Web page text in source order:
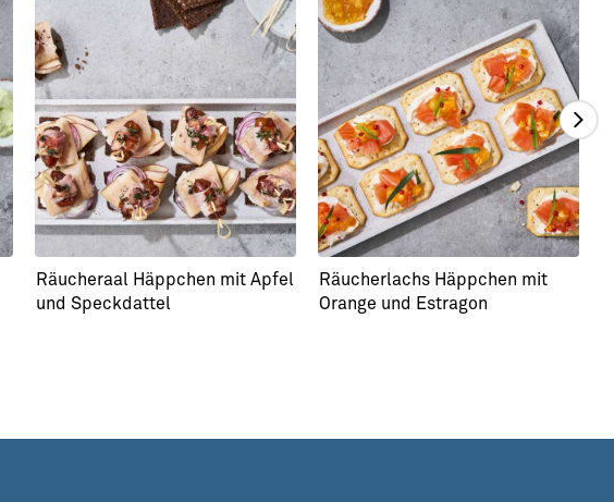
Räucheraal Häppchen mit Apfel
und Speckdattel
Räucherlachs Häppchen mit
Orange und Estragon